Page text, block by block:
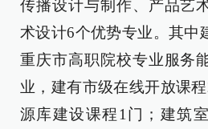
传播设计与制作、产品艺
术设计6个优势专业。其中
重庆市高职院校专业服务
业，建有市级在线开放课
源库建设课程1门；建筑